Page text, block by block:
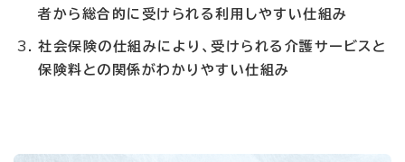
者から総合的に受けられる利用しやすい仕組み
社会保険の仕組みにより、受けられる介護サービスと
保険料との関係がわかりやすい仕組み